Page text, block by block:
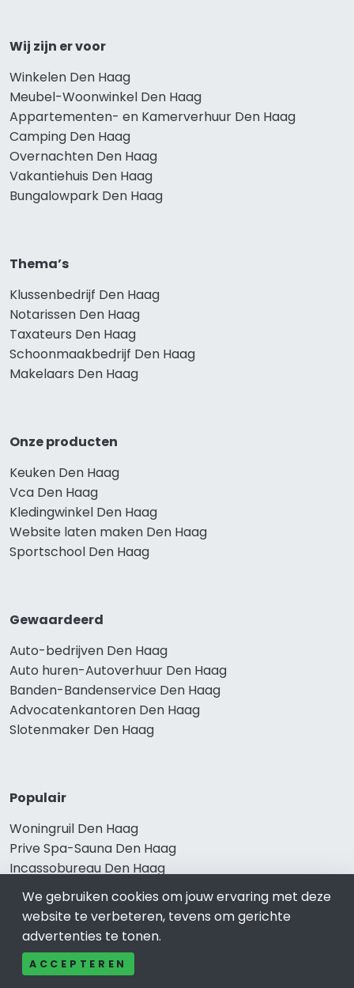
Wij zijn er voor
Winkelen Den Haag
Meubel-Woonwinkel Den Haag
Appartementen- en Kamerverhuur Den Haag
Camping Den Haag
Overnachten Den Haag
Vakantiehuis Den Haag
Bungalowpark Den Haag
Thema’s
Klussenbedrijf Den Haag
Notarissen Den Haag
Taxateurs Den Haag
Schoonmaakbedrijf Den Haag
Makelaars Den Haag
Onze producten
Keuken Den Haag
Vca Den Haag
Kledingwinkel Den Haag
Website laten maken Den Haag
Sportschool Den Haag
Gewaardeerd
Auto-bedrijven Den Haag
Auto huren-Autoverhuur Den Haag
Banden-Bandenservice Den Haag
Advocatenkantoren Den Haag
Slotenmaker Den Haag
Populair
Woningruil Den Haag
Prive Spa-Sauna Den Haag
Incassobureau Den Haag
Bedrijfsruimte Den Haag
Ongediertebestrijding Den Haag
We gebruiken cookies om jouw ervaring met deze
website te verbeteren, tevens om gerichte
advertenties te tonen.
ACCEPTEREN